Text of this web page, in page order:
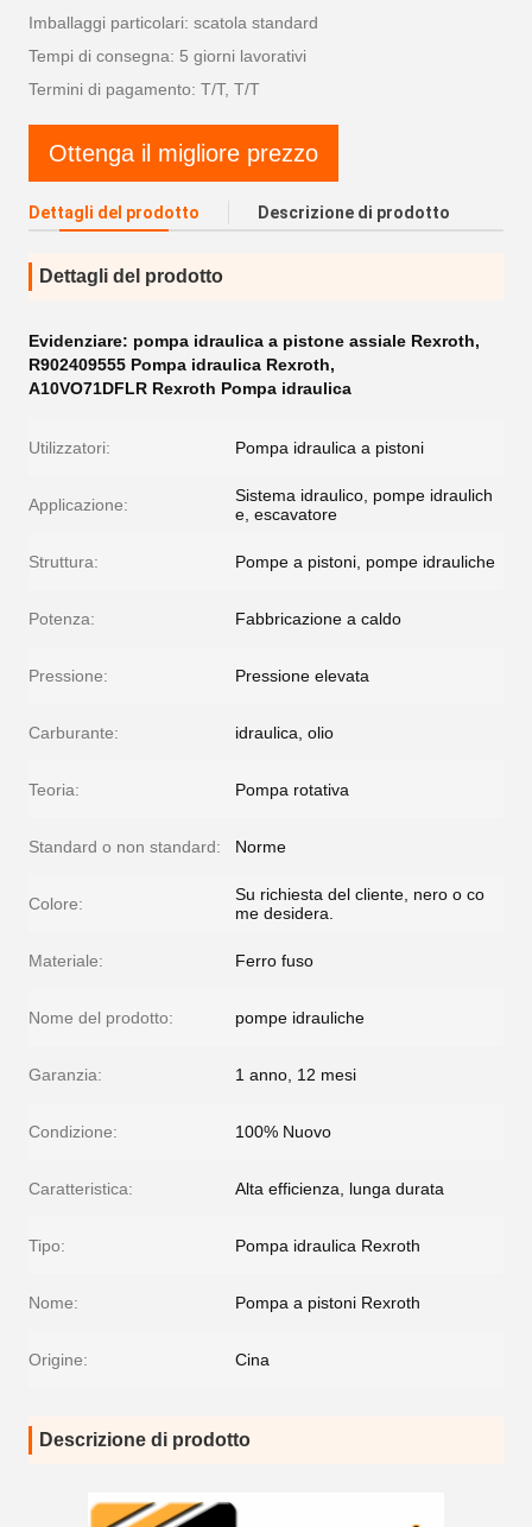
Imballaggi particolari: scatola standard
Tempi di consegna: 5 giorni lavorativi
Termini di pagamento: T/T, T/T
Ottenga il migliore prezzo
Dettagli del prodotto Descrizione di prodotto
Dettagli del prodotto
Evidenziare: pompa idraulica a pistone assiale Rexroth,
R902409555 Pompa idraulica Rexroth,
A10VO71DFLR Rexroth Pompa idraulica
Utilizzatori: Pompa idraulica a pistoni
Applicazione:
Sistema idraulico, pompe idraulich
e, escavatore
Struttura: Pompe a pistoni, pompe idrauliche
Potenza: Fabbricazione a caldo
Pressione: Pressione elevata
Carburante: idraulica, olio
Teoria: Pompa rotativa
Standard o non standard: Norme
Colore:
Su richiesta del cliente, nero o co
me desidera.
Materiale: Ferro fuso
Nome del prodotto: pompe idrauliche
Garanzia: 1 anno, 12 mesi
Condizione: 100% Nuovo
Caratteristica: Alta efficienza, lunga durata
Tipo: Pompa idraulica Rexroth
Nome: Pompa a pistoni Rexroth
Origine: Cina
Descrizione di prodotto